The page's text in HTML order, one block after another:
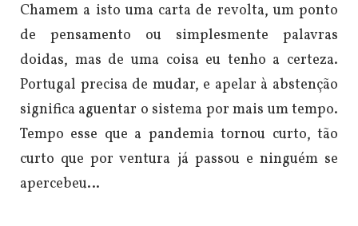
Chamem a isto uma carta de revolta, um ponto
de pensamento ou simplesmente palavras
doidas, mas de uma coisa eu tenho a certeza.
Portugal precisa de mudar, e apelar à abstenção
significa aguentar o sistema por mais um tempo.
Tempo esse que a pandemia tornou curto, tão
curto que por ventura já passou e ninguém se
apercebeu…